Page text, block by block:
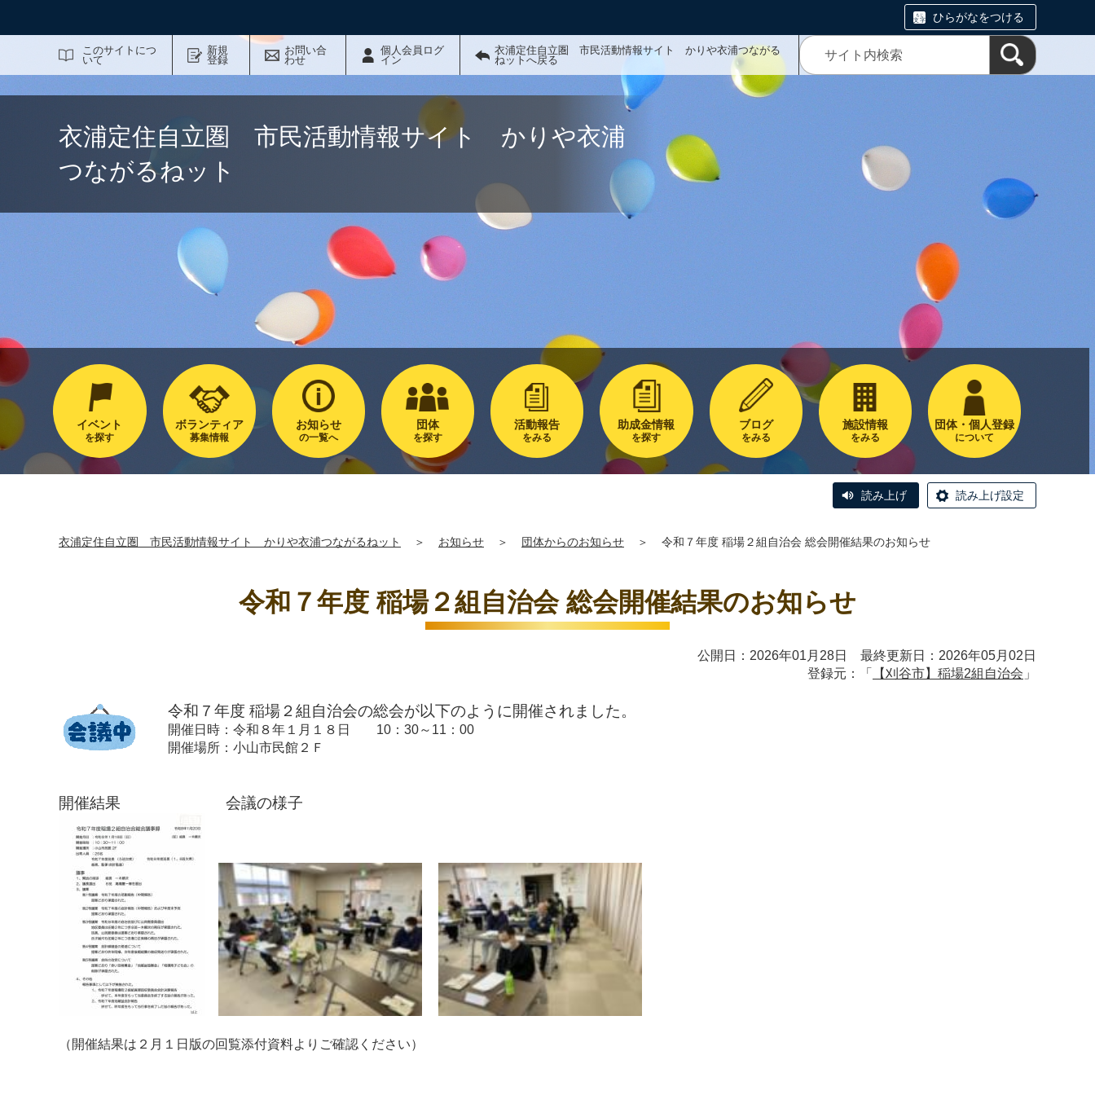
ひらがなをつける
このサイトにつ
いて
新規
登録
お問い合
わせ
個人会員ログ
イン
衣浦定住自立圏 市民活動情報サイト かりや衣浦つながる
ねットへ戻る
衣浦定住自立圏 市民活動情報サイト かりや衣浦
つながるねット
イベント
を探す
ボランティア
募集情報
お知らせ
の一覧へ
団体
を探す
活動報告
をみる
助成金情報
を探す
ブログ
をみる
施設情報
をみる
団体・個人登録
について
読み上げ 読み上げ設定
衣浦定住自立圏 市民活動情報サイト かりや衣浦つながるねット ＞ お知らせ ＞ 団体からのお知らせ ＞ 令和７年度 稲場２組自治会 総会開催結果のお知らせ
令和７年度 稲場２組自治会 総会開催結果のお知らせ
公開日：2026年01月28日 最終更新日：2026年05月02日
登録元：「
【刈谷市】稲場2組自治会 」
令和７年度 稲場２組自治会の総会が以下のように開催されました。
開催日時：令和８年１月１８日 10：30～11：00
開催場所：小山市民館２Ｆ
開催結果 会議の様子
（開催結果は２月１日版の回覧添付資料よりご確認ください）